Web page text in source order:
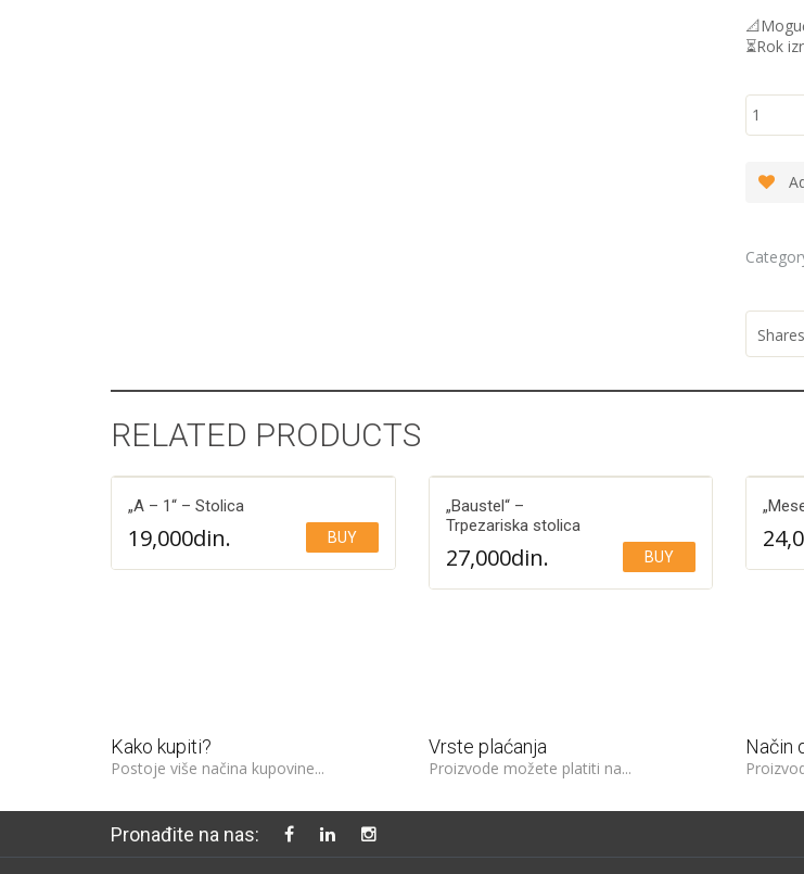
⏳Rok
"Klasik"
Stolica
RELATED PRODUCTS
„A – 1“ – Stolica
19,000din. BUY
„Baustel“ –
Trpezariska stolica
27,000din. BUY
Kako kupiti?
Postoje više načina kupovine...
Vrste plaćanja
Proizvode možete platiti na...
Način
Pronađite na nas: